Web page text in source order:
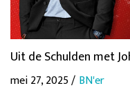
Uit de Schulden met
mei 27, 2025 / BN'er